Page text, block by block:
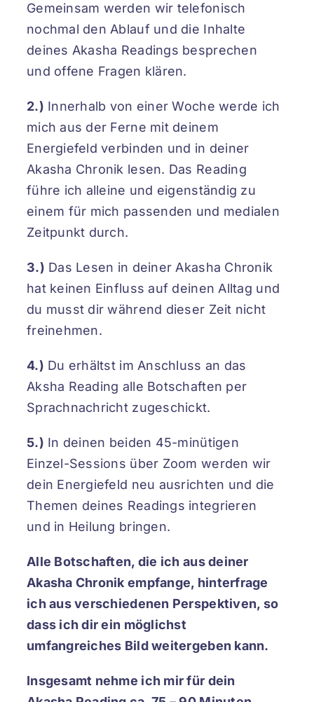
Gemeinsam werden wir telefonisch
nochmal den Ablauf und die Inhalte
deines Akasha Readings besprechen
und offene Fragen klären.
2.) Innerhalb von einer Woche werde ich
mich aus der Ferne mit deinem
Energiefeld verbinden und in deiner
Akasha Chronik lesen. Das Reading
führe ich alleine und eigenständig zu
einem für mich passenden und medialen
Zeitpunkt durch.
3.) Das Lesen in deiner Akasha Chronik
hat keinen Einfluss auf deinen Alltag und
du musst dir während dieser Zeit nicht
freinehmen.
4.) Du erhältst im Anschluss an das
Aksha Reading alle Botschaften per
Sprachnachricht zugeschickt.
5.) In deinen beiden 45-minütigen
Einzel-Sessions über Zoom werden wir
dein Energiefeld neu ausrichten und die
Themen deines Readings integrieren
und in Heilung bringen.
Alle Botschaften, die ich aus deiner
Akasha Chronik empfange, hinterfrage
ich aus verschiedenen Perspektiven, so
dass ich dir ein möglichst
umfangreiches Bild weitergeben kann.
Insgesamt nehme ich mir für dein